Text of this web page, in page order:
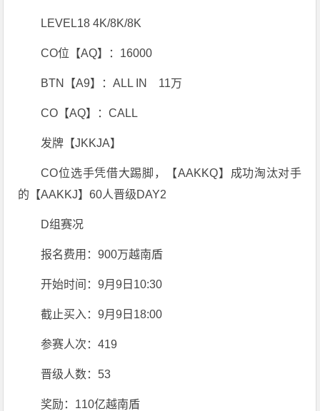
LEVEL18 4K/8K/8K
CO位【AQ】：16000
BTN【A9】：ALL IN 11万
CO【AQ】：CALL
发牌【JKKJA】
CO位选手凭借大踢脚，【AAKKQ】成功淘汰对手
的【AAKKJ】60人晋级DAY2
D组赛况
报名费用：900万越南盾
开始时间：9月9日10:30
截止买入：9月9日18:00
参赛人次：419
晋级人数：53
奖励：110亿越南盾